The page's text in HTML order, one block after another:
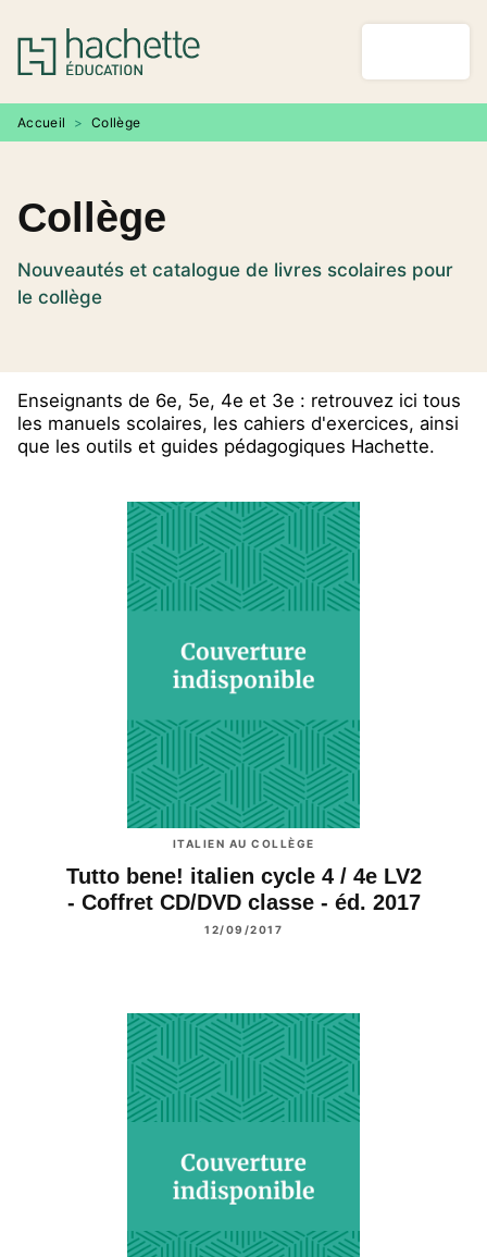
MENU RECHERCHE
PIED DE PAGE
Accueil > Collège
Collège
Nouveautés et catalogue de livres scolaires pour
le collège
Enseignants de 6e, 5e, 4e et 3e : retrouvez ici tous
les manuels scolaires, les cahiers d'exercices, ainsi
que les outils et guides pédagogiques Hachette.
ITALIEN AU COLLÈGE
Tutto bene! italien cycle 4 / 4e LV2
- Coffret CD/DVD classe - éd. 2017
12/09/2017